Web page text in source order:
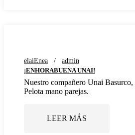
elaiEnea admin
¡ENHORABUENA UNAI!
Nuestro compañero Unai Basurco,
Pelota mano parejas.
LEER MÁS